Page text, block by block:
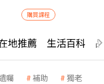
購買課程
地推薦 生活百科
囑 補助 獨老